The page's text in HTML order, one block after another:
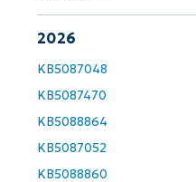
2026
KB5087048
KB5087470
KB5088864
KB5087052
KB5088860
Commencez
pilotées par
Nom*
Business